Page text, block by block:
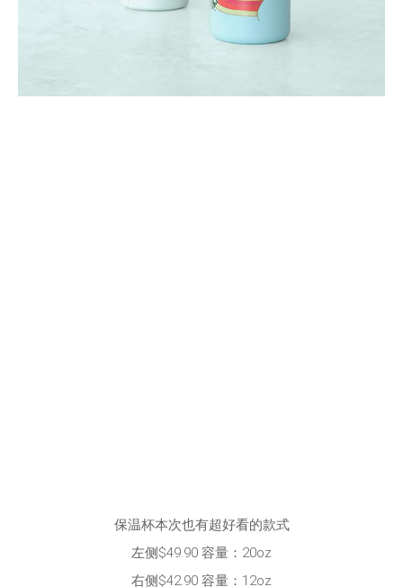
保温杯本次也有超好看的款式
左侧$49.90 容量：20oz
右侧$42.90 容量：12oz